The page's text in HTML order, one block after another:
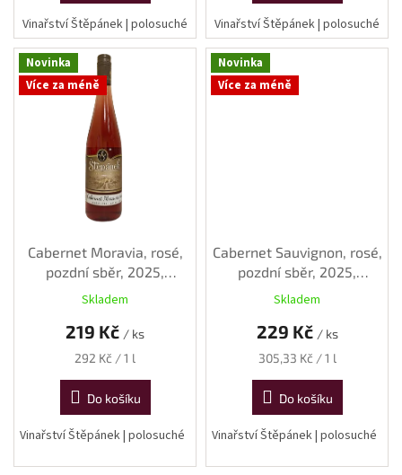
Vinařství Štěpánek | polosuché Vinařství Štěpánek | polosuché
Novinka
Více za méně
Cabernet Moravia, rosé,
pozdní sběr, 2025,
polosuché, 0,75 l
Skladem
219 Kč / ks
Měrná
292 Kč / 1 l
Do košíku
Vinařství Štěpánek | polosuché
Novinka
Více za méně
Cabernet Sauvignon, rosé,
pozdní sběr, 2025,
polosuché, 0,75 l
Skladem
229 Kč / ks
Měrná
305,33 Kč / 1 l
Do košíku
Vinařství Štěpánek | polosuché